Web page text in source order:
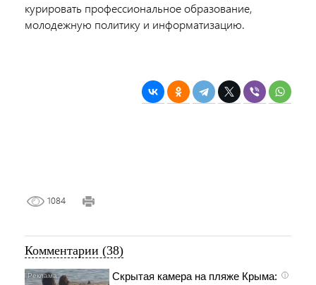
курировать профессиональное образование,
молодежную политику и информатизацию.
1084
Комментарии (38)
i
Скрытая камера на пляже Крыма: